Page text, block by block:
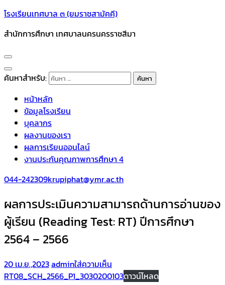
โรงเรียนเทศบาล ๓ (ยมราชสามัคคี)
สำนักการศึกษา เทศบาลนครนครราชสีมา
ค้นหาสำหรับ:
หน้าหลัก
ข้อมูลโรงเรียน
บุคลากร
ผลงานของเรา
ผลการเรียนออนไลน์
งานประกันคุณภาพการศึกษา 4
044-242309krupiphat@ymr.ac.th
ผลการประเมินความสามารถด้านการอ่านของ
ผู้เรียน (Reading Test: RT) ปีการศึกษา
2564 – 2566
20 เม.ย.,2023adminใส่ความเห็น
RT08_SCH_2566_P1_3030200103ดาวน์โหลด